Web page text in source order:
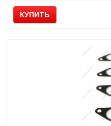
КУПИТЬ